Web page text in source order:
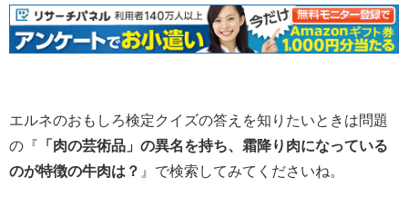
エルネのおもしろ検定クイズの答えを知りたいときは問題
の『 「肉の芸術品」の異名を持ち、霜降り肉になっている
のが特徴の牛肉は？ 』で検索してみてくださいね。